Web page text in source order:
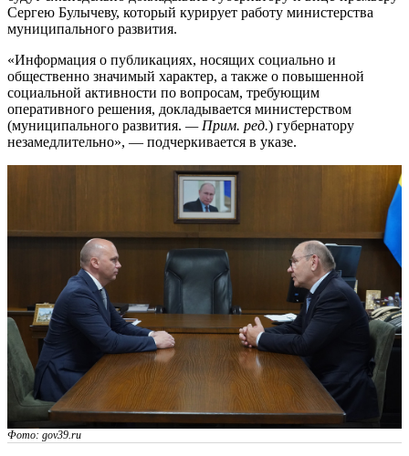
Сергею Булычеву, который курирует работу министерства
муниципального развития.
«Информация о публикациях, носящих социально и
общественно значимый характер, а также о повышенной
социальной активности по вопросам, требующим
оперативного решения, докладывается министерством
(муниципального развития. — Прим. ред.) губернатору
незамедлительно», — подчеркивается в указе.
Фото: gov39.ru